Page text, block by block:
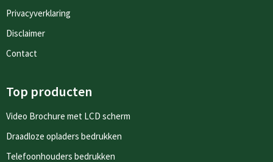
Privacyverklaring
Disclaimer
Contact
Top producten
Video Brochure met LCD scherm
Draadloze opladers bedrukken
Telefoonhouders bedrukken